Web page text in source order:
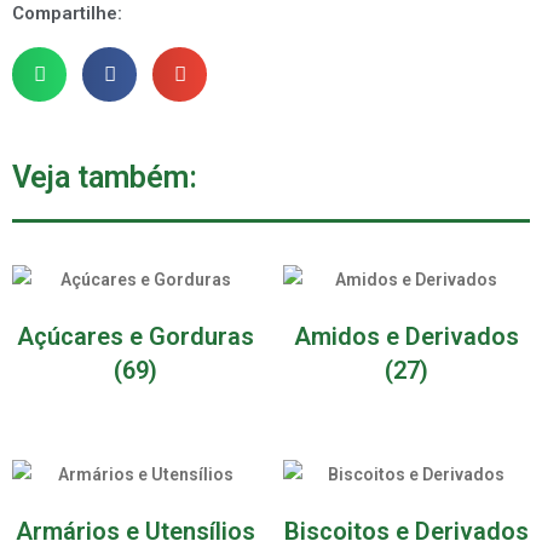
Compartilhe:
Veja também:
Açúcares e Gorduras
(69)
Amidos e Derivados
(27)
Armários e Utensílios
Biscoitos e Derivados